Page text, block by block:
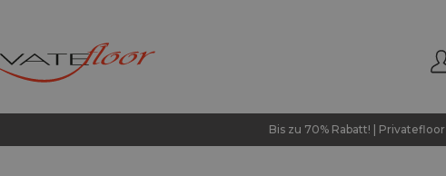
Bis zu 70% Rabatt! | Privatefloor